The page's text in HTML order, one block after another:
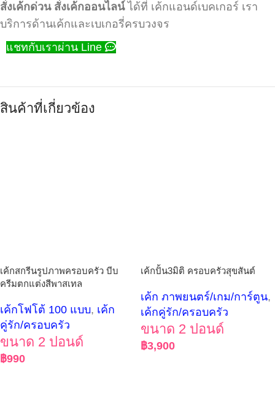
สั่งเค้กด่วน สั่งเค้กออนไลน์ได้ที่ เค้กแอนด์เบคเกอร์ เรา
บริการด้านเค้กและเบเกอรี่ครบวงจร
แชทกับเราผ่าน Line
สินค้าที่เกี่ยวข้อง
เค้กสกรีนรูปภาพครอบครัว บีบ
ครีมตกแต่งสีพาสเทล
เค้กโฟโต้ 100 แบบ, เค้ก
คู่รัก/ครอบครัว
ขนาด 2 ปอนด์
฿990
เค้กปั้น3มิติ ครอบครัวสุขสันต์
เค้ก ภาพยนตร์/เกม/การ์ตูน,
เค้กคู่รัก/ครอบครัว
ขนาด 2 ปอนด์
฿3,900